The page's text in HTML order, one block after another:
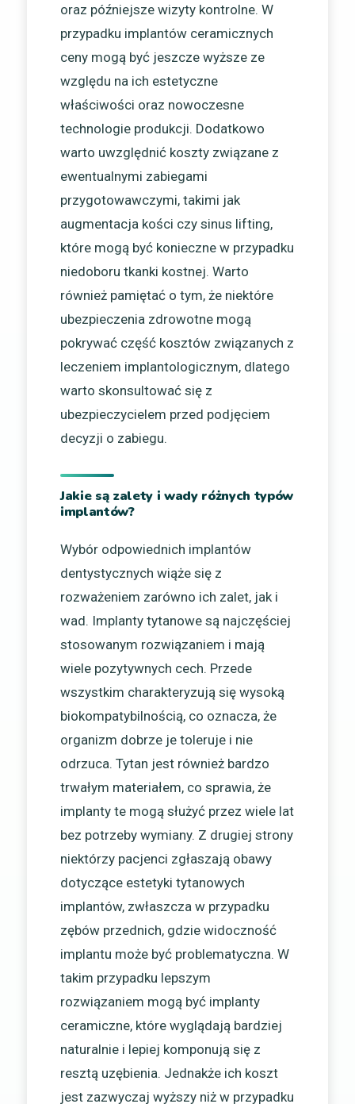
oraz późniejsze wizyty kontrolne. W
przypadku implantów ceramicznych
ceny mogą być jeszcze wyższe ze
względu na ich estetyczne
właściwości oraz nowoczesne
technologie produkcji. Dodatkowo
warto uwzględnić koszty związane z
ewentualnymi zabiegami
przygotowawczymi, takimi jak
augmentacja kości czy sinus lifting,
które mogą być konieczne w przypadku
niedoboru tkanki kostnej. Warto
również pamiętać o tym, że niektóre
ubezpieczenia zdrowotne mogą
pokrywać część kosztów związanych z
leczeniem implantologicznym, dlatego
warto skonsultować się z
ubezpieczycielem przed podjęciem
decyzji o zabiegu.
Jakie są zalety i wady różnych typów
implantów?
Wybór odpowiednich implantów
dentystycznych wiąże się z
rozważeniem zarówno ich zalet, jak i
wad. Implanty tytanowe są najczęściej
stosowanym rozwiązaniem i mają
wiele pozytywnych cech. Przede
wszystkim charakteryzują się wysoką
biokompatybilnością, co oznacza, że
organizm dobrze je toleruje i nie
odrzuca. Tytan jest również bardzo
trwałym materiałem, co sprawia, że
implanty te mogą służyć przez wiele lat
bez potrzeby wymiany. Z drugiej strony
niektórzy pacjenci zgłaszają obawy
dotyczące estetyki tytanowych
implantów, zwłaszcza w przypadku
zębów przednich, gdzie widoczność
implantu może być problematyczna. W
takim przypadku lepszym
rozwiązaniem mogą być implanty
ceramiczne, które wyglądają bardziej
naturalnie i lepiej komponują się z
resztą uzębienia. Jednakże ich koszt
jest zazwyczaj wyższy niż w przypadku